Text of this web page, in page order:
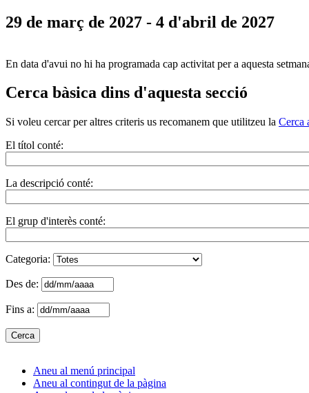
29 de març de 2027 - 4 d'abril de 2027
En data d'avui no hi ha programada cap activitat per a aquesta
Cerca bàsica dins d'aquesta secció
Si voleu cercar per altres criteris us recomanem que utilitzeu la Cerca
El títol conté:
La descripció conté:
El grup d'interès conté:
Categoria:
Des de:
Fins a:
Aneu al menú principal
Aneu al contingut de la pàgina